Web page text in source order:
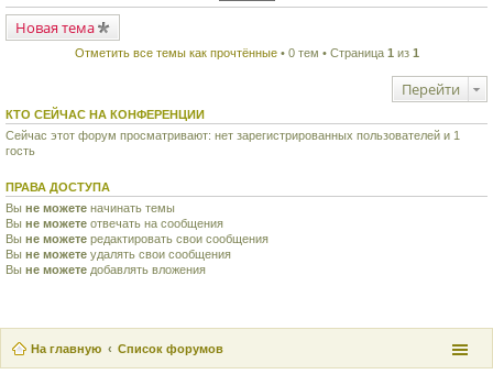
п
р
о
ч
н
м
о
о
б
щ
е
и
ю
о
у
ч
и
т
о
м
у
с
о
о
б
Новая тема
Отметить все темы как прочтённые• 0 тем • Страница 1 из 1
Перейти
КТО СЕЙЧАС НА КОНФЕРЕНЦИИ
Сейчас этот форум просматривают: нет зарегистрированных пользователей и 1
гость
ПРАВА ДОСТУПА
Вы не можете начинать темы
Вы не можете отвечать на сообщения
Вы не можете редактировать свои сообщения
Вы не можете удалять свои сообщения
Вы не можете добавлять вложения
На главную Список форумов